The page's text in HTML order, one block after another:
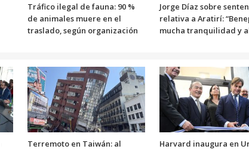
Tráfico ilegal de fauna: 90 %
de animales muere en el
traslado, según organización
Jorge Díaz sobre
relativa a Aratirí:
mucha tranquilidad y
Terremoto en Taiwán: al
Harvard inaugura en